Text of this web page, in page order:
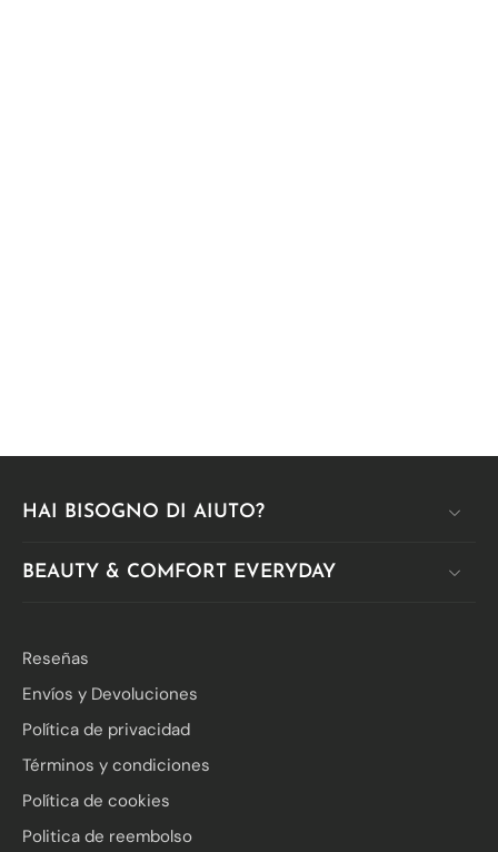
HAI BISOGNO DI AIUTO?
BEAUTY & COMFORT EVERYDAY
Reseñas
Envíos y Devoluciones
Política de privacidad
Términos y condiciones
Política de cookies
Politica de reembolso